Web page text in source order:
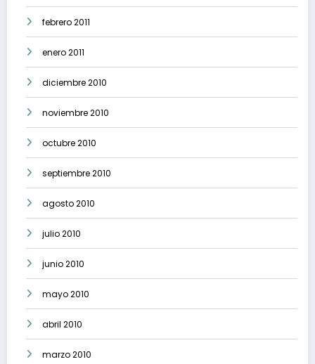
febrero 2011
enero 2011
diciembre 2010
noviembre 2010
octubre 2010
septiembre 2010
agosto 2010
julio 2010
junio 2010
mayo 2010
abril 2010
marzo 2010